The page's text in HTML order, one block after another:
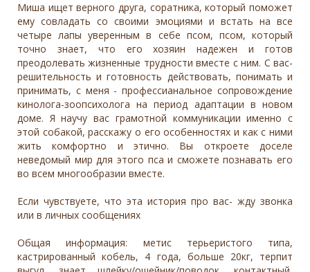
Миша ищет верного друга, соратника, который поможет
ему совладать со своими эмоциями и встать на все
четыре лапы уверенным в себе псом, псом, который
точно знает, что его хозяин надежен и готов
преодолевать жизненные трудности вместе с ним. С вас-
решительность и готовность действовать, понимать и
принимать, с меня - профессианальное сопровождение
кинолога-зоопсихолога на период адаптации в новом
доме. Я научу вас грамотной коммуникации именно с
этой собакой, расскажу о его особенностях и как с ними
жить комфортно и этично. Вы откроете доселе
неведомый мир для этого пса и сможете познавать его
во всем многообразии вместе.
Если чувствуете, что эта история про вас- жду звонка
или в личных сообщениях
Общая информация: метис терьеристого типа,
кастрированный кобель, 4 года, больше 20кг, терпит